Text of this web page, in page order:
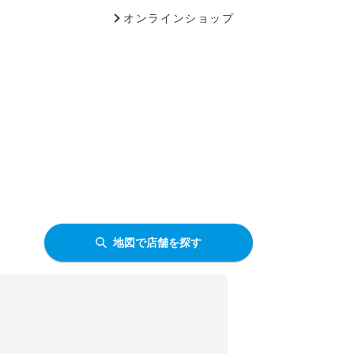
オンラインショップ
地図で店舗を探す